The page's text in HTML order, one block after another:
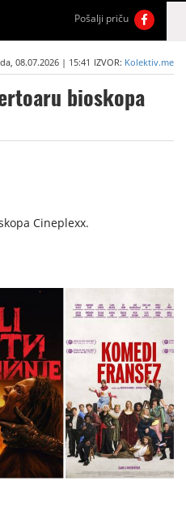
Pošalji priču
08.07.2026 | 15:41 IZVOR: Kolektiv.me
bioskopa
Cineplexx.